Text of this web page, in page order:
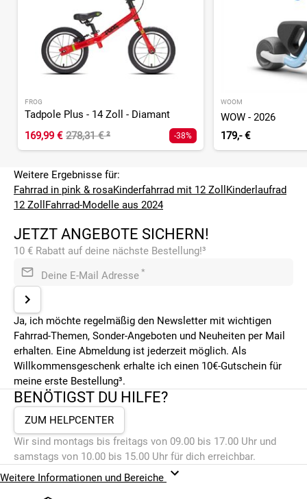
FROG
Tadpole Plus - 14 Zoll - Diamant
169,99 € 278,31 €² -38%
WOOM
WOW - 2026
179,- €
Weitere Ergebnisse für:
Fahrrad in pink & rosaKinderfahrrad mit 12 Zoll Kinderlaufrad
12 Zoll Fahrrad-Modelle aus 2024
JETZT ANGEBOTE SICHERN!
10 € Rabatt auf deine nächste Bestellung!³
Deine E-Mail Adresse *
Ja, ich möchte regelmäßig den Newsletter mit wichtigen
Fahrrad-Themen, Sonder-Angeboten und Neuheiten per Mail
erhalten. Eine Abmeldung ist jederzeit möglich. Als
Willkommensgeschenk erhalte ich einen 10€-Gutschein für
meine erste Bestellung³.
BENÖTIGST DU HILFE?
ZUM HELPCENTER
Wir sind montags bis freitags von 09.00 bis 17.00 Uhr und
samstags von 10.00 bis 15.00 Uhr für dich erreichbar.
Weitere Informationen und Bereiche